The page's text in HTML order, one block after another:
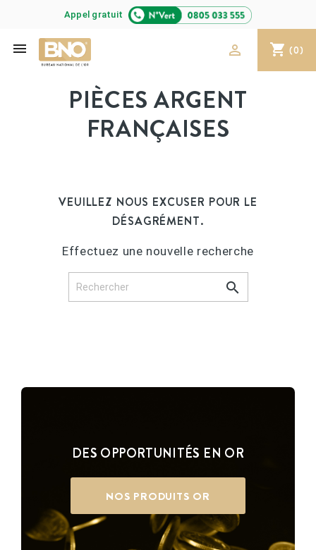
Appel gratuit
 shopping_cart (0)

PIÈCES ARGENT
FRANÇAISES
VEUILLEZ NOUS EXCUSER POUR LE
DÉSAGRÉMENT.
Effectuez une nouvelle recherche

DES OPPORTUNITÉS EN OR
NOS PRODUITS OR